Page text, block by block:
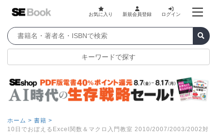
お気に入り 新規会員登録 ログイン
キーワードで探す
ホーム > 書籍 >
10日でおぼえるExcel関数＆マクロ入門教室 2010/2007/2003/2002対